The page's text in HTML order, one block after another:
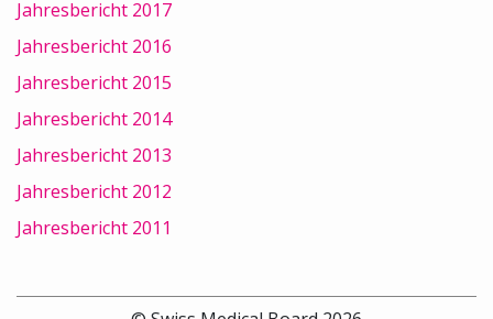
Jahresbericht 2017
Jahresbericht 2016
Jahresbericht 2015
Jahresbericht 2014
Jahresbericht 2013
Jahresbericht 2012
Jahresbericht 2011